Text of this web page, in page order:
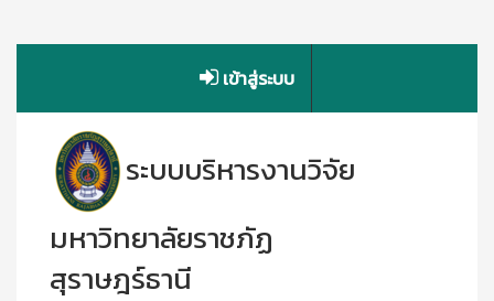
เข้าสู่ระบบ
ระบบบริหารงานวิจัย
มหาวิทยาลัยราชภัฏ
สุราษฎร์ธานี